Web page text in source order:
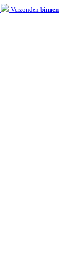
Verzonden binnen